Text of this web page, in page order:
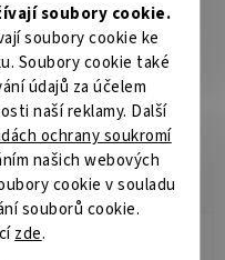
soubory cookie.
soubory cookie ke
Soubory cookie také
údajů za účelem
naší reklamy. Další
ochrany soukromí
našich webových
cookie v souladu
souborů cookie.
zde.
mimořádně ostrým hrotem,
Drát háčku je velmi pevný
součástí vašeho
předurčen pro použití
V nabídce celé
podmínkách.